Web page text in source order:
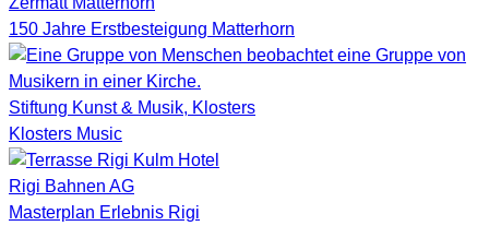
150 Jahre Erstbesteigung Matterhorn
Stiftung Kunst & Musik, Klosters
Klosters Music
Rigi Bahnen AG
Masterplan Erlebnis Rigi